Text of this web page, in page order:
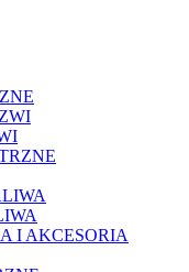
I AKCESORIA